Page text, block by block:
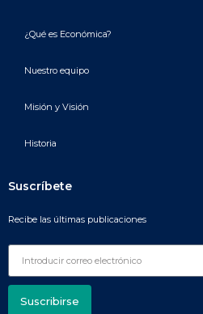
¿Qué es Económica?
Nuestro equipo
Misión y Visión
Historia
Suscríbete
Recibe las últimas publicaciones
Suscribirse